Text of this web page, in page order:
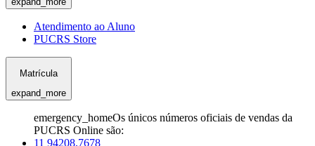
Atendimento ao Aluno
PUCRS Store
Matrícula
expand_more
emergency_homeOs únicos números oficiais de vendas da
PUCRS Online são:
11 94208.7678